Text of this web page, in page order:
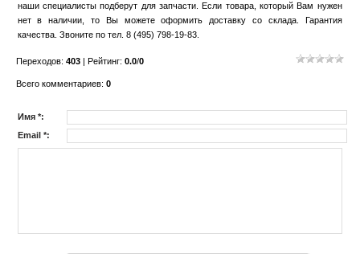
наши специалисты подберут для запчасти. Если товара, который Вам нужен
нет в наличии, то Вы можете оформить доставку со склада. Гарантия
качества. Звоните по тел. 8 (495) 798-19-83.
Переходов: 403| Рейтинг: 0.0/0
Всего комментариев: 0
Имя *:
Email *: